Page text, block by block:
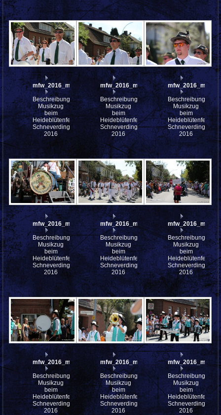
mfw_2016_mfw16_112567w
Beschreibung:
Musikzug
beim
Heideblütenfest
Schneverdingen
2016
mfw_2016_mfw16_112565w
Beschreibung:
Musikzug
beim
Heideblütenfest
Schneverdingen
2016
Beschreibung:
Musikzug
beim
Heideblütenfest
Schneverdingen
2016
mfw_2016_mfw16_112563w
Beschreibung:
Musikzug
beim
Heideblütenfest
Schneverdingen
2016
mfw_2016_mfw16_112561w
Beschreibung:
Musikzug
beim
Heideblütenfest
Schneverdingen
2016
Beschreibung:
Musikzug
beim
Heideblütenfest
Schneverdingen
2016
mfw_2016_mfw16_112514w
Beschreibung:
Musikzug
beim
Heideblütenfest
Schneverdingen
2016
mfw_2016_mfw16_112513w
Beschreibung:
Musikzug
beim
Heideblütenfest
Schneverdingen
2016
Beschreibung:
Musikzug
beim
Heideblütenfest
Schneverdingen
2016